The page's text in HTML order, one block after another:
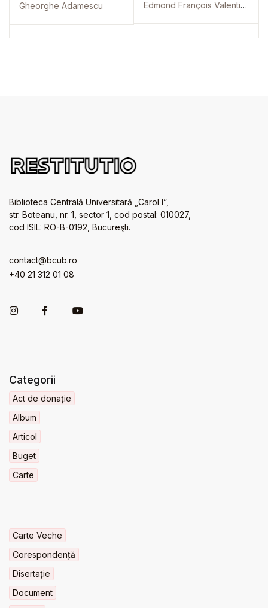
Gheorghe Adamescu
Edmond François Valentin About
Biblioteca Centrală Universitară „Carol I”,
str. Boteanu, nr. 1, sector 1, cod postal: 010027,
cod ISIL: RO-B-0192, Bucureşti.
contact@bcub.ro
+40 21 312 01 08
Categorii
Act de donație
Album
Articol
Buget
Carte
Carte Veche
Corespondență
Disertație
Document